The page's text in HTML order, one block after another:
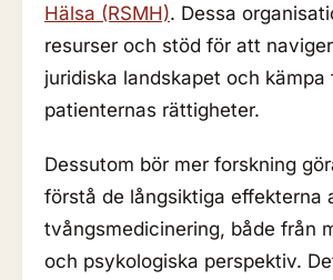
Hälsa (RSMH). Dessa
resurser och stöd för att
juridiska landskapet och kämpa
patienternas rättigheter.
Dessutom bör mer forskning
förstå de långsiktiga effekterna
tvångsmedicinering, både från
och psykologiska perspektiv.